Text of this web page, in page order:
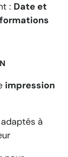
: Date et
impression
adaptés à